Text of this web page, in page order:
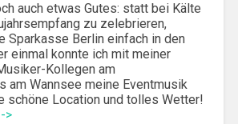
auch etwas Gutes: statt bei Kälte
zu zelebrieren,
Sparkasse Berlin einfach in den
einmal konnte ich mit meiner
Kollegen am
am Wannsee meine Eventmusik
schöne Location und tolles Wetter!
>